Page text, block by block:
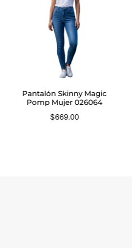
Pantalón Skinny Magic
Pomp Mujer 026064
$669.00